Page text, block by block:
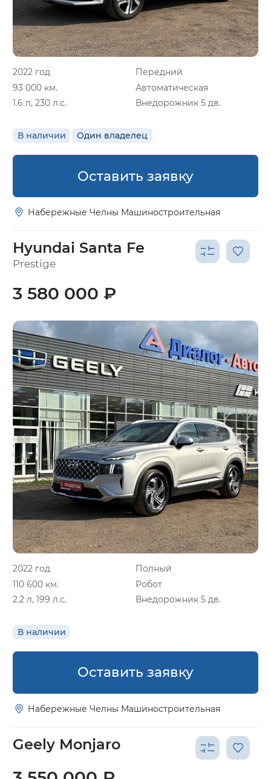
2022 год
Передний
93 000 км.
Автоматическая
1.6 л, 230 л.с.
Внедорожник 5 дв.
В наличии Один владелец
Оставить заявку
Набережные Челны Машиностроительная
Hyundai Santa Fe
Prestige
2022 год
Полный
110 600 км.
Робот
2.2 л, 199 л.с.
Внедорожник 5 дв.
В наличии
3 580 000 ₽
Оставить заявку
Набережные Челны Машиностроительная
Geely Monjaro